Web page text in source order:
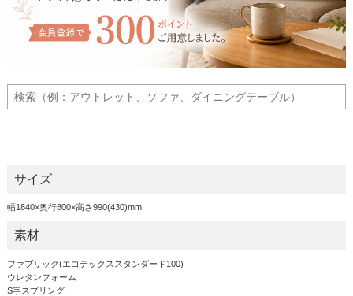
サイズ
幅1840×奥行800×高さ990(430)mm
素材
ファブリック(エコテックススタンダード100)
ウレタンフォーム
S字スプリング